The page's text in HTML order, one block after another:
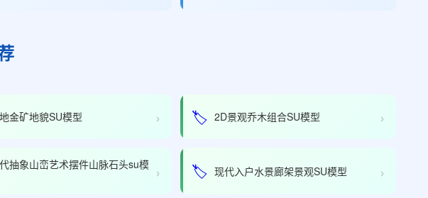
金矿地貌SU模型 › 🏷️ 2D景观乔木组合SU模型 ›
抽象山峦艺术摆件山脉石头su模 › 🏷️ 现代入户水景廊架景观SU模型 ›